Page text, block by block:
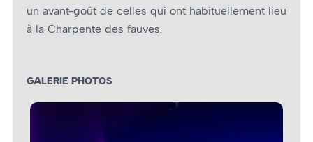
un avant-goût de celles qui ont habituellement lieu
à la Charpente des fauves.
GALERIE PHOTOS